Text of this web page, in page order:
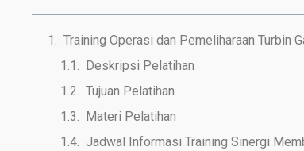
Training Operasi dan Pemeliharaan Turbin
Deskripsi Pelatihan
Tujuan Pelatihan
Materi Pelatihan
Jadwal Informasi Training Sinergi